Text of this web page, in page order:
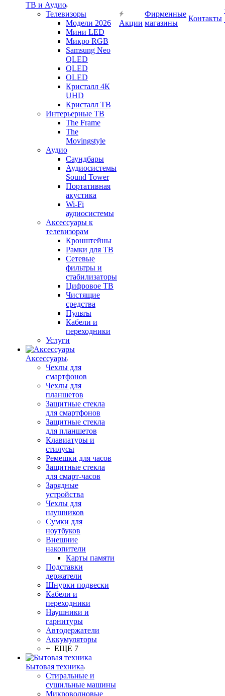
ТВ и Аудио
Телевизоры
Модели 2026
Мини LED
Микро RGB
Samsung Neo
QLED
QLED
OLED
Кристалл 4К
UHD
Кристалл ТВ
Интерьерные ТВ
The Frame
The
Movingstyle
Аудио
Саундбары
Аудиосистемы
Sound Tower
Портативная
акустика
Wi-Fi
аудиосистемы
Аксессуары к
телевизорам
Кронштейны
Рамки для ТВ
Сетевые
фильтры и
стабилизаторы
Цифровое ТВ
Чистящие
средства
Пульты
Кабели и
переходники
Услуги
Аксессуары
Чехлы для
смартфонов
Чехлы для
планшетов
Защитные стекла
для смартфонов
Защитные стекла
для планшетов
Клавиатуры и
стилусы
Ремешки для часов
Защитные стекла
для смарт-часов
Зарядные
устройства
Чехлы для
наушников
Сумки для
ноутбуков
Внешние
накопители
Карты памяти
Подставки
держатели
Шнурки подвески
Кабели и
переходники
Наушники и
гарнитуры
Автодержатели
Аккумуляторы
+ ЕЩЕ 7
Бытовая техника
Стиральные и
сушильные машины
Микроволновые
Акции
Фирменные
магазины
Контакты